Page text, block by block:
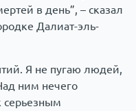
в день”, – сказал
Далиат-эль-
Я не пугаю людей,
ним нечего
серьезным